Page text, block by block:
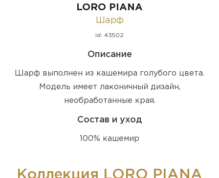
LORO PIANA
Шарф
id: 43502
Описание
Шарф выполнен из кашемира голубого цвета.
Модель имеет лаконичный дизайн,
необработанные края.
Состав и уход
100% кашемир
Коллекция LORO PIANA